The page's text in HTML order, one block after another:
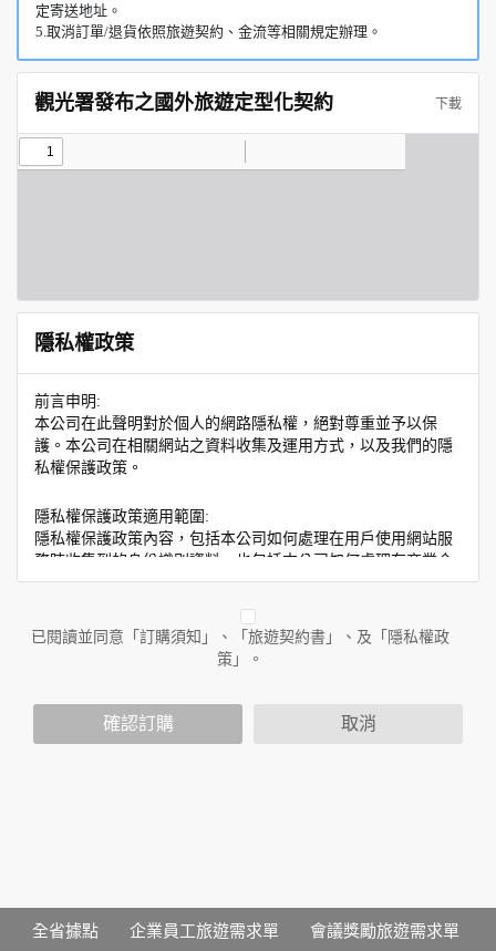
定寄送地址。
5.取消訂單/退貨依照旅遊契約、金流等相關規定辦理。
觀光署發布之國外旅遊定型化契約 下載
隱私權政策
前言申明:
本公司在此聲明對於個人的網路隱私權，絕對尊重並予以保
護。本公司在相關網站之資料收集及運用方式，以及我們的隱
私權保護政策。
隱私權保護政策適用範圍:
隱私權保護政策內容，包括本公司如何處理在用戶使用網站服
務時收集到的身份識別資料，也包括本公司如何處理在商業合
作與本公司合作時分享的任何身份識別資料。隱私權保護政策
人員。例如您透過本公司旗下網站上的廣告廠商連結，這些置
放連結的廠商也可能蒐集您個人的資料。對於您主動提供的個
人資訊，這些廣告廠商或連結網站有其個別的隱私權保護政
您個人在本網站上的聊天室或討論區中任意公開個人資料的行
於一般瀏覽時，伺服器會自行記錄相關行徑，包括您使用連線
設備的 IP 位址、使用時間、使用的瀏覽器、瀏覽及點選資料記
已閱讀並同意「訂購須知」、「旅遊契約書」、及「隱私權政
策」。
確認訂購 取消
全省據點 企業員工旅遊需求單 會議獎勵旅遊需求單